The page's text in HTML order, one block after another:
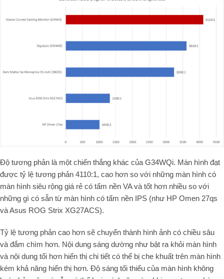
Độ tương phản là một chiến thắng khác của G34WQi. Màn hình đạt
được tỷ lệ tương phản 4110:1, cao hơn so với những màn hình có
màn hình siêu rộng giá rẻ có tấm nền VA và tốt hơn nhiều so với
những gì có sẵn từ màn hình có tấm nền IPS (như HP Omen 27qs
và Asus ROG Strix XG27ACS).
Tỷ lệ tương phản cao hơn sẽ chuyển thành hình ảnh có chiều sâu
và đắm chìm hơn. Nội dung sáng dường như bật ra khỏi màn hình
và nội dung tối hơn hiển thị chi tiết có thể bị che khuất trên màn hình
kém khả năng hiển thị hơn. Độ sáng tối thiểu của màn hình không